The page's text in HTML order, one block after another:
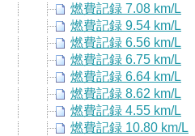
燃費記録 7.08 km/L
燃費記録 9.54 km/L
燃費記録 6.56 km/L
燃費記録 6.75 km/L
燃費記録 6.64 km/L
燃費記録 8.62 km/L
燃費記録 4.55 km/L
燃費記録 10.80 km/L